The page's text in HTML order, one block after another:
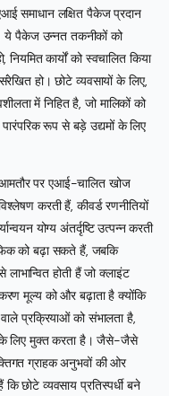
समाधान लक्षित पैकेज प्रदान
पैकेज उन्नत तकनीकों को
कार्यों को स्वचालित किया
हो। छोटे व्यवसायों के लिए,
में निहित है, जो मालिकों को
रूप से बड़े उद्यमों के लिए
पर एआई-चालित खोज
करती हैं, कीवर्ड रणनीतियों
योग्य अंतर्दृष्टि उत्पन्न करती
को बढ़ा सकते हैं, जबकि
लाभान्वित होती हैं जो क्लाइंट
मूल्य को और बढ़ाता है क्योंकि
प्रक्रियाओं को संभालता है,
के लिए मुक्त करता है। जैसे-जैसे
ग्राहक अनुभवों की ओर
छोटे व्यवसाय प्रतिस्पर्धी बने